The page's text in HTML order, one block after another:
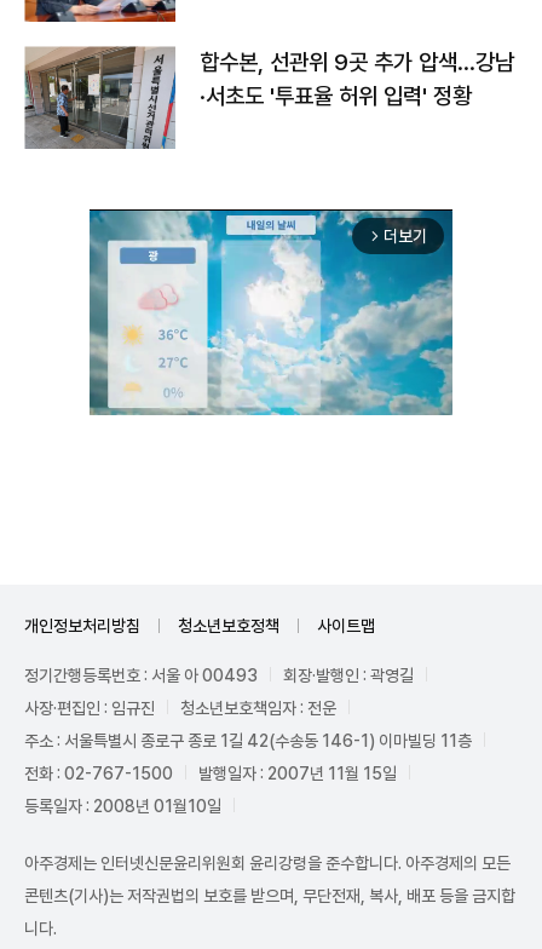
합수본, 선관위 9곳 추가 압색…강남
·서초도 '투표율 허위 입력' 정황
arrow_forward_ios 더보기
개인정보처리방침 청소년보호정책 사이트맵
정기간행등록번호 : 서울 아 00493
회장·발행인 : 곽영길
사장·편집인 : 임규진
청소년보호책임자 : 전운
주소 : 서울특별시 종로구 종로 1길 42(수송동 146-1) 이마빌딩 11층
전화 : 02-767-1500
발행일자 : 2007년 11월 15일
등록일자 : 2008년 01월10일
아주경제는 인터넷신문윤리위원회 윤리강령을 준수합니다. 아주경제의 모든
콘텐츠(기사)는 저작권법의 보호를 받으며, 무단전재, 복사, 배포 등을 금지합
니다.